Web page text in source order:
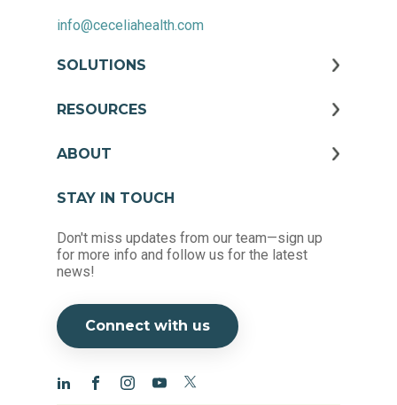
info@ceceliahealth.com
SOLUTIONS
RESOURCES
ABOUT
STAY IN TOUCH
Don't miss updates from our team—sign up
for more info and follow us for the latest
news!
Connect with us